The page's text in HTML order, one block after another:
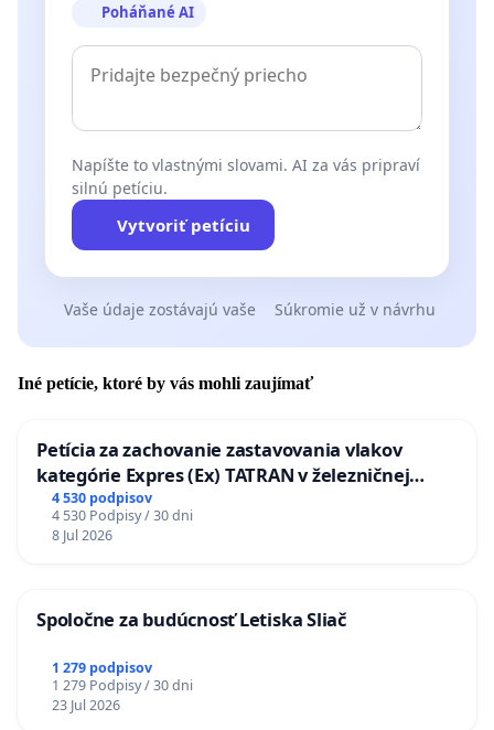
Poháňané AI
Napíšte to vlastnými slovami. AI za vás pripraví
silnú petíciu.
Vytvoriť petíciu
Vaše údaje zostávajú vaše Súkromie už v návrhu
Iné petície, ktoré by vás mohli zaujímať
Petícia za zachovanie zastavovania vlakov
kategórie Expres (Ex) TATRAN v železničnej
stanici Púchov
4 530 podpisov
4 530 Podpisy / 30 dni
8 Jul 2026
Spoločne za budúcnosť Letiska Sliač
1 279 podpisov
1 279 Podpisy / 30 dni
23 Jul 2026